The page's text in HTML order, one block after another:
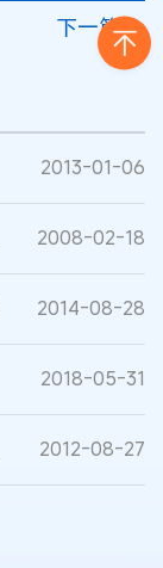
下一篇
2013-01-06
2008-02-18
2014-08-28
2018-05-31
2012-08-27